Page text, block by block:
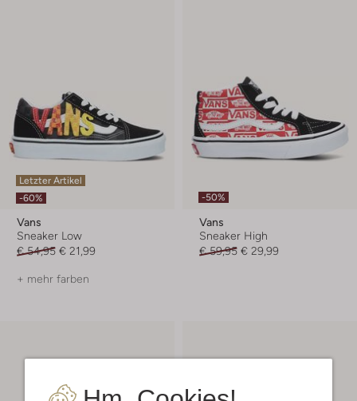
Letzter Artikel
-60%
Vans
Sneaker Low
€ 54,95 € 21,99
+ mehr farben
-50%
Vans
Sneaker High
€ 59,95 € 29,99